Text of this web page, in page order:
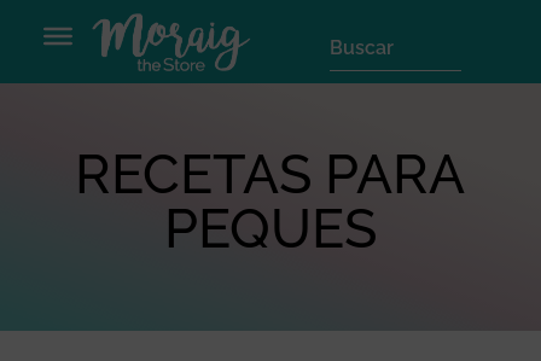
RECETAS PARA
PEQUES